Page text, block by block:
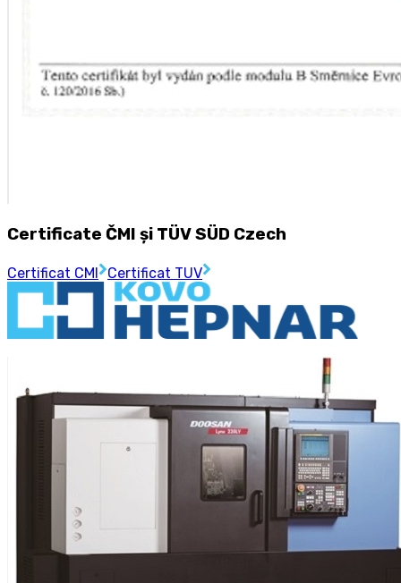
Certificate ČMI și TÜV SÜD Czech
Certificat CMI Certificat TUV